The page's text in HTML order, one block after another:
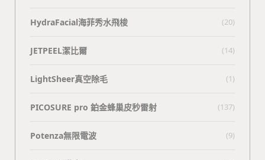
HydraFacial海菲秀水飛梭 (20)
JETPEEL潔比爾 (14)
LightSheer真空除毛 (1)
PICOSURE pro 鉑金蜂巢皮秒雷射 (137)
Potenza無限電波 (9)